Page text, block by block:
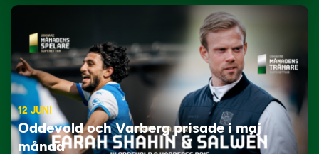
12 JUNI
Oddevold och Varberg prisade i maj
månad